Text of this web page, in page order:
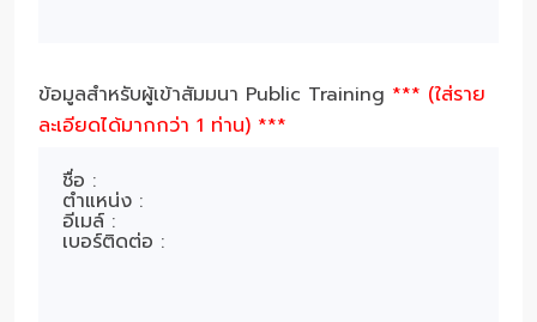
ข้อมูลสำหรับผู้เข้าสัมมนา Public Training *** (ใส่ราย
ละเอียดได้มากกว่า 1 ท่าน) ***